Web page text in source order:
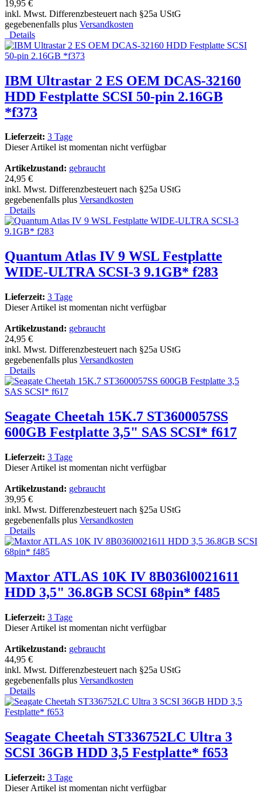
19,95 €
inkl. Mwst. Differenzbesteuert nach §25a UStG
gegebenenfalls plus Versandkosten
Details
IBM Ultrastar 2 ES OEM DCAS-32160
HDD Festplatte SCSI 50-pin 2.16GB
*f373
Lieferzeit: 3 Tage
Dieser Artikel ist momentan nicht verfügbar
Artikelzustand: gebraucht
24,95 €
inkl. Mwst. Differenzbesteuert nach §25a UStG
gegebenenfalls plus Versandkosten
Details
Quantum Atlas IV 9 WSL Festplatte
WIDE-ULTRA SCSI-3 9.1GB* f283
Lieferzeit: 3 Tage
Dieser Artikel ist momentan nicht verfügbar
Artikelzustand: gebraucht
24,95 €
inkl. Mwst. Differenzbesteuert nach §25a UStG
gegebenenfalls plus Versandkosten
Details
Seagate Cheetah 15K.7 ST3600057SS
600GB Festplatte 3,5" SAS SCSI* f617
Lieferzeit: 3 Tage
Dieser Artikel ist momentan nicht verfügbar
Artikelzustand: gebraucht
39,95 €
inkl. Mwst. Differenzbesteuert nach §25a UStG
gegebenenfalls plus Versandkosten
Details
Maxtor ATLAS 10K IV 8B036l0021611
HDD 3,5" 36.8GB SCSI 68pin* f485
Lieferzeit: 3 Tage
Dieser Artikel ist momentan nicht verfügbar
Artikelzustand: gebraucht
44,95 €
inkl. Mwst. Differenzbesteuert nach §25a UStG
gegebenenfalls plus Versandkosten
Details
Seagate Cheetah ST336752LC Ultra 3
SCSI 36GB HDD 3,5 Festplatte* f653
Lieferzeit: 3 Tage
Dieser Artikel ist momentan nicht verfügbar